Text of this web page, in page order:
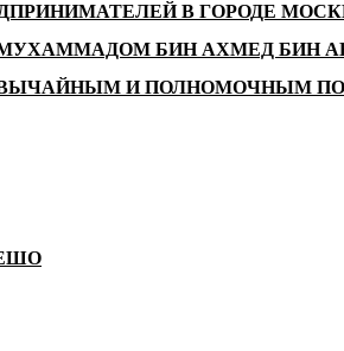
В ГОРОДЕ
БИН АХМЕД БИН
И ПОЛНОМОЧНЫМ